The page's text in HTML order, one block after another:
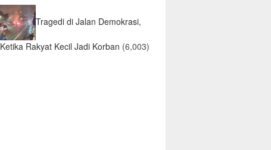
Tragedi di Jalan Demokrasi,
Ketika Rakyat Kecil Jadi Korban (6,003)